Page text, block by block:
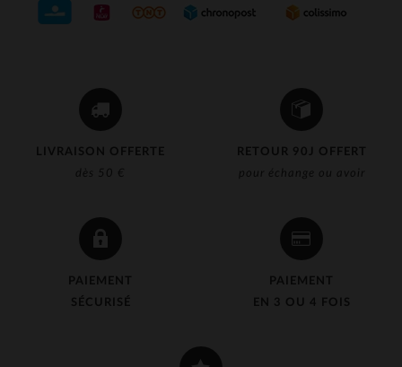
LIVRAISON OFFERTE
dès 50 €
RETOUR 90J OFFERT
pour échange ou avoir
PAIEMENT
SÉCURISÉ
PAIEMENT
EN 3 OU 4 FOIS